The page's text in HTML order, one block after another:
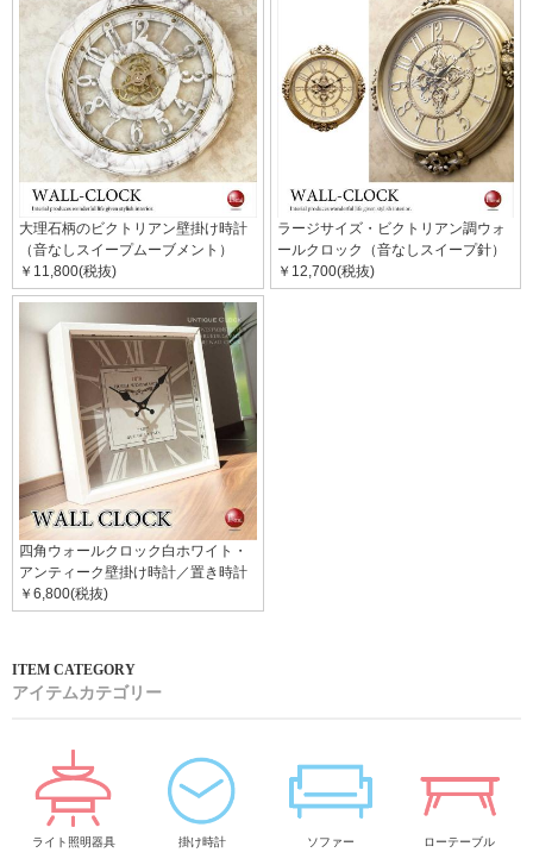
大理石柄のビクトリアン壁掛け時計
（音なしスイープムーブメント）
￥11,800(税抜)
ラージサイズ・ビクトリアン調ウォ
ールクロック（音なしスイープ針）
￥12,700(税抜)
四角ウォールクロック白ホワイト・
アンティーク壁掛け時計／置き時計
￥6,800(税抜)
アイテムカテゴリー
ライト照明器具 掛け時計 ソファー ローテーブル